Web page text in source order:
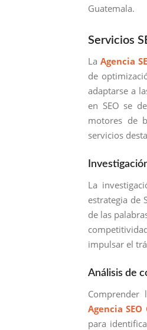
Guatemala.
Servicios
LaAgencia
de
adaptarse a
en SEO se
motores de
servicios
La
estrategia de
de las
impulsar el
Análisis de
Comprender
Agencia
para